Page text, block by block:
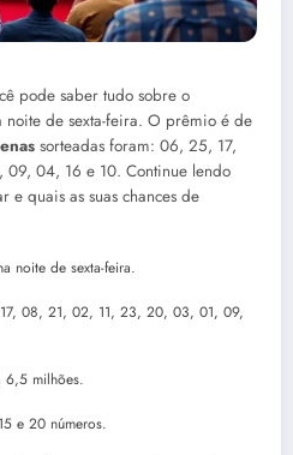
pode saber tudo sobre o
noite de sexta-feira. O prêmio é de
sorteadas foram: 06, 25, 17,
04, 16 e 10. Continue lendo
quais as suas chances de
noite de sexta-feira.
08, 21, 02, 11, 23, 20, 03, 01, 09,
6,5 milhões.
e 20 números.